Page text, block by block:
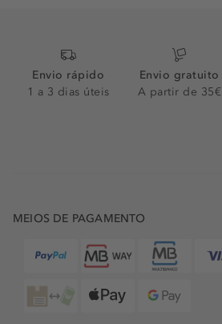
Envio rápido
1 a 3 dias úteis
Envio gratuito
A partir de 35€
MEIOS DE PAGAMENTO